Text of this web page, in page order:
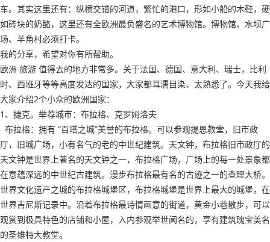
车。其实这里还有：纵横交错的河道，繁忙的港口，形如小船的木鞋，硬
如砖块的奶酪，这里还有全欧洲最负盛名的艺术博物馆。博物馆、水坝广
场、羊角村必须打卡。
我的分享，希望对你有所帮助。
欧洲 旅游 值得去的地方非常多。关于法国、德国、意大利、瑞士，比利
时、西班牙等等高度发达的国家，大家都耳濡目染、太熟悉了。今天我给
大家介绍2个小众的欧洲国家：
1、捷克。举荐城市：布拉格、克罗姆洛夫
布拉格：拥有 “百塔之城”美誉的布拉格。可以参观提恩教堂，旧市政
厅，旧城广场，小有名气的老的中世纪建筑。天文钟，布拉格旧市政厅的
天文钟是世界上著名的天文钟之一，布拉格广场，广场上的每一处景象都
在意蕴深远的中世纪古建筑。漫步布拉格最有名的古迹之一的查理大桥。
世界文化遗产之城的布拉格城堡区，布拉格城堡是世界上最大的城堡，在
世界吉尼斯记录中。沿着布拉格最诗情画意的街道，黄金小巷散步，可以
观赏到极具特色的店铺和小屋，入内参观举世闻名的，享有建筑瑰宝美名
的圣维特大教堂。